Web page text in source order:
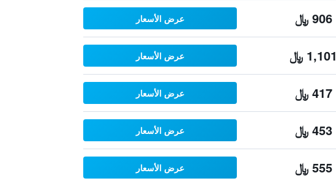
906 ﷼ عرض الأسعار
1,101 ﷼ عرض الأسعار
417 ﷼ عرض الأسعار
453 ﷼ عرض الأسعار
555 ﷼ عرض الأسعار